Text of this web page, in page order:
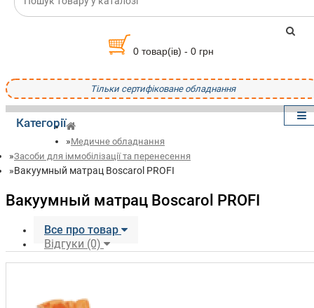
0 товар(ів) - 0 грн
Тільки сертифіковане обладнання
Категорії
Медичне обладнання
Засоби для іммобілізації та перенесення
Вакуумный матрац Boscarol PROFI
Вакуумный матрац Boscarol PROFI
Все про товар
Відгуки (0)